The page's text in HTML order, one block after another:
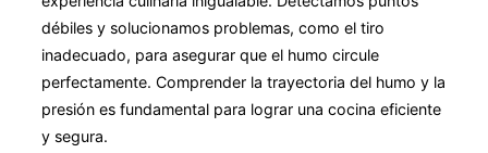
débiles y solucionamos problemas, como el tiro
inadecuado, para asegurar que el humo circule
perfectamente. Comprender la trayectoria del humo y la
presión es fundamental para lograr una cocina eficiente
y segura.